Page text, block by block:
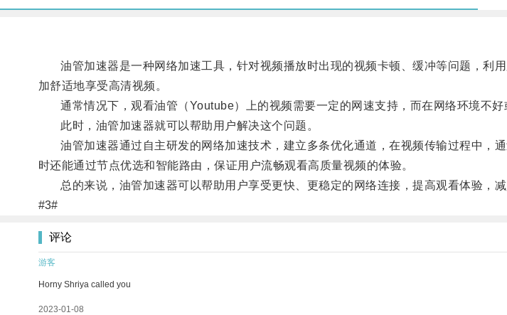
油管加速器是一种网络加速工具，针对视频播放时出现的视频卡顿、缓冲等问题，利
加舒适地享受高清视频。
通常情况下，观看油管（Youtube）上的视频需要一定的网速支持，而在网络环境不好
此时，油管加速器就可以帮助用户解决这个问题。
油管加速器通过自主研发的网络加速技术，建立多条优化通道，在视频传输过程中，
时还能通过节点优选和智能路由，保证用户流畅观看高质量视频的体验。
总的来说，油管加速器可以帮助用户享受更快、更稳定的网络连接，提高观看体验，减
#3#
评论
游客
Horny Shriya called you
2023-01-08